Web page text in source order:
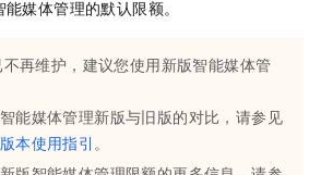
媒体管理的默认限额。
再维护，建议您使用新版智能媒体管
能媒体管理新版与旧版的对比，请参见
本使用指引 。